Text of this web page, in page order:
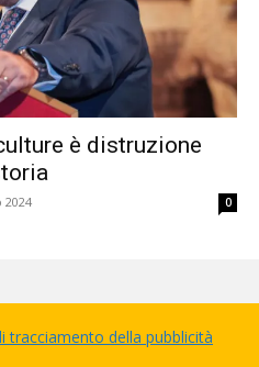
è distruzione
2024 0
tracciamento della pubblicità